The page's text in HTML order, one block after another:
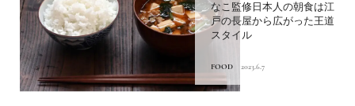
なこ監修日本人の朝食は江
戸の長屋から広がった王道
スタイル
FOOD 2023.6.7